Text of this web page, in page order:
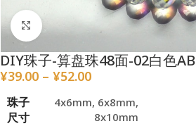
点击放大
DIY珠子-算盘珠48面-02白色AB
¥39.00 – ¥52.00
珠子
尺寸
4x6mm, 6x8mm,
8x10mm